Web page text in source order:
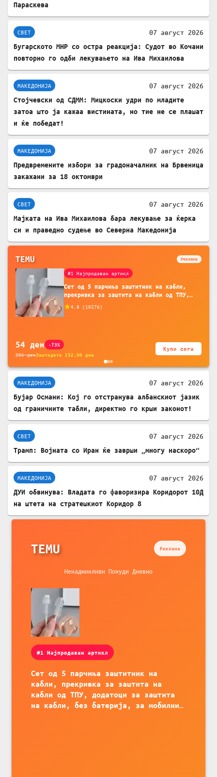
Параскева
СВЕТ 07 август 2026
Бугарското МНР со остра реакција: Судот во Кочани
повторно го одби лекувањето на Ива Михаилова
МАКЕДОНИЈА 07 август 2026
Стојчевски од СДММ: Мицкоски удри по младите
затоа што ја кажаа вистината, но тие не се плашат
и ќе победат!
МАКЕДОНИЈА 07 август 2026
Предвремените избори за градоначалник на Брвеница
закажани за 18 октомври
СВЕТ 07 август 2026
Мајката на Ива Михаилова бара лекување за ќерка
си и праведно судење во Северна Македонија
TEMU Реклама
#1 Најпродаван артикл
Сет од 5 парчиња заштитник на кабли,
прекривка за заштита на кабли од ТПУ,
додатоци за заштита на кабли, без
батерија, за мобилни телефони, комплет
4.8 ( 10276)
54 ден -73%
206денЗаштедете 152.00 ден
Купи сега
МАКЕДОНИЈА 07 август 2026
Бујар Османи: Кој го отстранува албанскиот јазик
од граничните табли, директно го крши законот!
СВЕТ 07 август 2026
Трамп: Војната со Иран ќе заврши „многу наскоро“
МАКЕДОНИЈА 07 август 2026
ДУИ обвинува: Владата го фаворизира Коридорот 10Д
на штета на стратешкиот Коридор 8
TEMU Реклама
Ненадминливи Понуди Дневно
#1 Најпродаван артикл
Сет од 5 парчиња заштитник на
кабли, прекривка за заштита на
кабли од ТПУ, додатоци за заштита
на кабли, без батерија, за мобилни